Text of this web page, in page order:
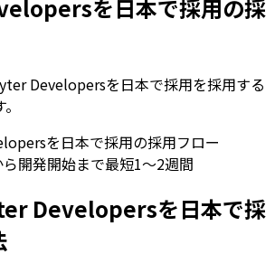
を日本で採用の採
Developersを日本で採用を採用する
を日本で採用の採用フロー
開発開始まで最短1〜2週間
Developersを日本で採